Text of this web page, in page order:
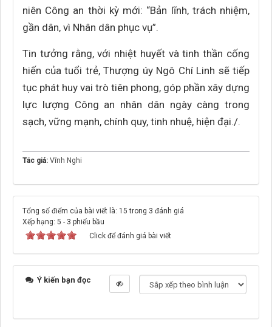
niên Công an thời kỳ mới: “Bản lĩnh, trách nhiệm,
gần dân, vì Nhân dân phục vụ”.
Tin tưởng rằng, với nhiệt huyết và tinh thần cống
hiến của tuổi trẻ, Thượng úy Ngô Chí Linh sẽ tiếp
tục phát huy vai trò tiên phong, góp phần xây dựng
lực lượng Công an nhân dân ngày càng trong
sạch, vững mạnh, chính quy, tinh nhuệ, hiện đại./.
Tác giả: Vĩnh Nghi
Tổng số điểm của bài viết là: 15 trong 3 đánh giá
Xếp hạng: 5 - 3 phiếu bầu
Click để đánh giá bài viết
Ý kiến bạn đọc